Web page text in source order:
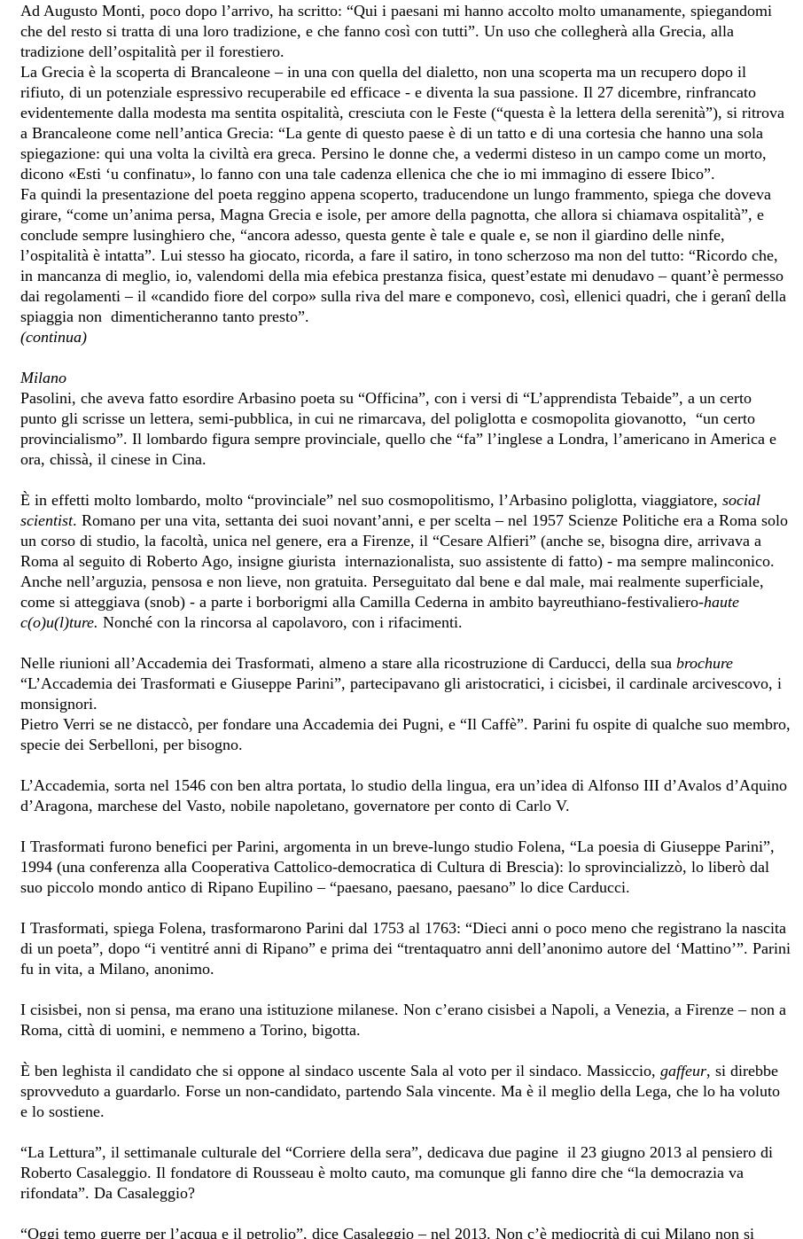
Ad Augusto Monti, poco dopo l’arrivo, ha scritto: “Qui i paesani mi hanno accolto molto umanamente, spiegandomi
che del resto si tratta di una loro tradizione, e che fanno così con tutti”. Un uso che collegherà alla Grecia, alla
tradizione dell’ospitalità per il forestiero.
La Grecia è la scoperta di Brancaleone – in una con quella del dialetto, non una scoperta ma un recupero dopo il
rifiuto, di un potenziale espressivo recuperabile ed efficace - e diventa la sua passione. Il 27 dicembre, rinfrancato
evidentemente dalla modesta ma sentita ospitalità, cresciuta con le Feste (“questa è la lettera della serenità”), si ritrova
a Brancaleone come nell’antica Grecia: “La gente di questo paese è di un tatto e di una cortesia che hanno una sola
spiegazione: qui una volta la civiltà era greca. Persino le donne che, a vedermi disteso in un campo come un morto,
dicono «Esti ‘u confinatu», lo fanno con una tale cadenza ellenica che che io mi immagino di essere Ibico”.
Fa quindi la presentazione del poeta reggino appena scoperto, traducendone un lungo frammento, spiega che doveva
girare, “come un’anima persa, Magna Grecia e isole, per amore della pagnotta, che allora si chiamava ospitalità”, e
conclude sempre lusinghiero che, “ancora adesso, questa gente è tale e quale e, se non il giardino delle ninfe,
l’ospitalità è intatta”. Lui stesso ha giocato, ricorda, a fare il satiro, in tono scherzoso ma non del tutto: “Ricordo che,
in mancanza di meglio, io, valendomi della mia efebica prestanza fisica, quest’estate mi denudavo – quant’è permesso
dai regolamenti – il «candido fiore del corpo» sulla riva del mare e componevo, così, ellenici quadri, che i geranî della
spiaggia non dimenticheranno tanto presto”.
(continua)
Milano
Pasolini, che aveva fatto esordire Arbasino poeta su “Officina”, con i versi di “L’apprendista Tebaide”, a un certo
punto gli scrisse un lettera, semi-pubblica, in cui ne rimarcava, del poliglotta e cosmopolita giovanotto,
“un certo
provincialismo”. Il lombardo figura sempre provinciale, quello che “fa” l’inglese a Londra, l’americano in America e
ora, chissà, il cinese in Cina.
È in effetti molto lombardo, molto “provinciale” nel suo cosmopolitismo, l’Arbasino poliglotta, viaggiatore,social
scientist. Romano per una vita, settanta dei suoi novant’anni, e per scelta – nel 1957 Scienze Politiche era a Roma solo
un corso di studio, la facoltà, unica nel genere, era a Firenze, il “Cesare Alfieri” (anche se, bisogna dire, arrivava a
Roma al seguito di Roberto Ago, insigne giurista internazionalista, suo assistente di fatto) - ma sempre malinconico.
Anche nell’arguzia, pensosa e non lieve, non gratuita. Perseguitato dal bene e dal male, mai realmente superficiale,
come si atteggiava (snob) - a parte i borborigmi alla Camilla Cederna in ambito bayreuthiano-festivaliero-haute
c(o)u(l)ture.Nonché con la rincorsa al capolavoro, con i rifacimenti.
Nelle riunioni all’Accademia dei Trasformati, almeno a stare alla ricostruzione di Carducci, della suabrochure
“L’Accademia dei Trasformati e Giuseppe Parini”, partecipavano gli aristocratici, i cicisbei, il cardinale arcivescovo, i
monsignori.
Pietro Verri se ne distaccò, per fondare una Accademia dei Pugni, e “Il Caffè”. Parini fu ospite di qualche suo membro,
specie dei Serbelloni, per bisogno.
L’Accademia, sorta nel 1546 con ben altra portata, lo studio della lingua, era un’idea di Alfonso III d’Avalos d’Aquino
d’Aragona, marchese del Vasto, nobile napoletano, governatore per conto di Carlo V.
I Trasformati furono benefici per Parini, argomenta in un breve-lungo studio Folena, “La poesia di Giuseppe Parini”,
1994 (una conferenza alla Cooperativa Cattolico-democratica di Cultura di Brescia): lo sprovincializzò, lo liberò dal
suo piccolo mondo antico di Ripano Eupilino – “paesano, paesano, paesano” lo dice Carducci.
I Trasformati, spiega Folena, trasformarono Parini dal 1753 al 1763: “Dieci anni o poco meno che registrano la nascita
di un poeta”, dopo “i ventitré anni di Ripano” e prima dei “trentaquatro anni dell’anonimo autore del ‘Mattino’”. Parini
fu in vita, a Milano, anonimo.
I cisisbei, non si pensa, ma erano una istituzione milanese. Non c’erano cisisbei a Napoli, a Venezia, a Firenze – non a
Roma, città di uomini, e nemmeno a Torino, bigotta.
È ben leghista il candidato che si oppone al sindaco uscente Sala al voto per il sindaco. Massiccio,gaffeur, si direbbe
sprovveduto a guardarlo. Forse un non-candidato, partendo Sala vincente. Ma è il meglio della Lega, che lo ha voluto
e lo sostiene.
“La Lettura”, il settimanale culturale del “Corriere della sera”, dedicava due pagine il 23 giugno 2013 al pensiero di
Roberto Casaleggio. Il fondatore di Rousseau è molto cauto, ma comunque gli fanno dire che “la democrazia va
rifondata”. Da Casaleggio?
“Oggi temo guerre per l’acqua e il petrolio”, dice Casaleggio – nel 2013. Non c’è mediocrità di cui Milano non si